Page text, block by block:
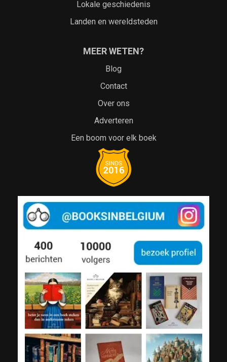
Lokale geschiedenis
Landen en wereldsteden
MEER WETEN?
Blog
Contact
Over ons
Adverteren
Een boom voor elk boek